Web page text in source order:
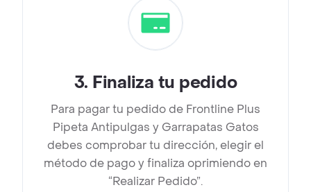
3. Finaliza tu pedido
Para pagar tu pedido de Frontline Plus
Pipeta Antipulgas y Garrapatas Gatos
debes comprobar tu dirección, elegir el
método de pago y finaliza oprimiendo en
“Realizar Pedido”.